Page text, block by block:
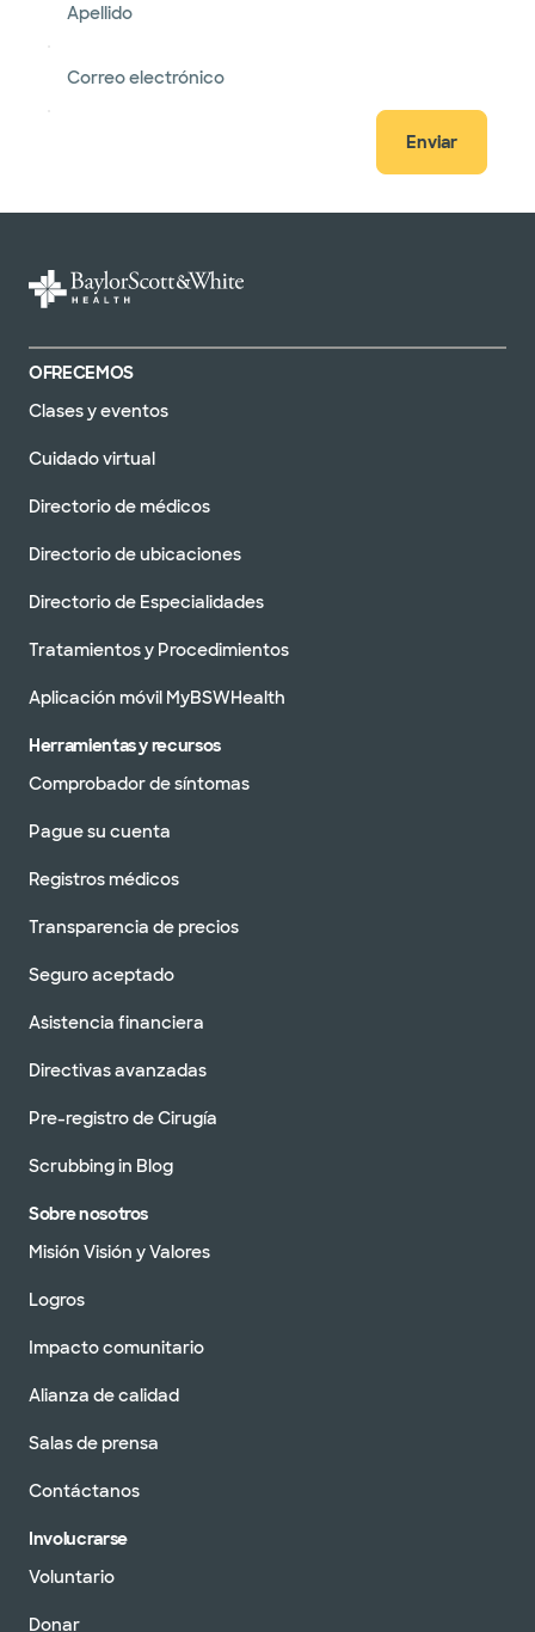
Apellido
Correo electrónico
Enviar
OFRECEMOS
Clases y eventos
Cuidado virtual
Directorio de médicos
Directorio de ubicaciones
Directorio de Especialidades
Tratamientos y Procedimientos
Aplicación móvil MyBSWHealth
Herramientas y recursos
Comprobador de síntomas
Pague su cuenta
Registros médicos
Transparencia de precios
Seguro aceptado
Asistencia financiera
Directivas avanzadas
Pre-registro de Cirugía
Scrubbing in Blog
Sobre nosotros
Misión Visión y Valores
Logros
Impacto comunitario
Alianza de calidad
Salas de prensa
Contáctanos
Involucrarse
Voluntario
Donar